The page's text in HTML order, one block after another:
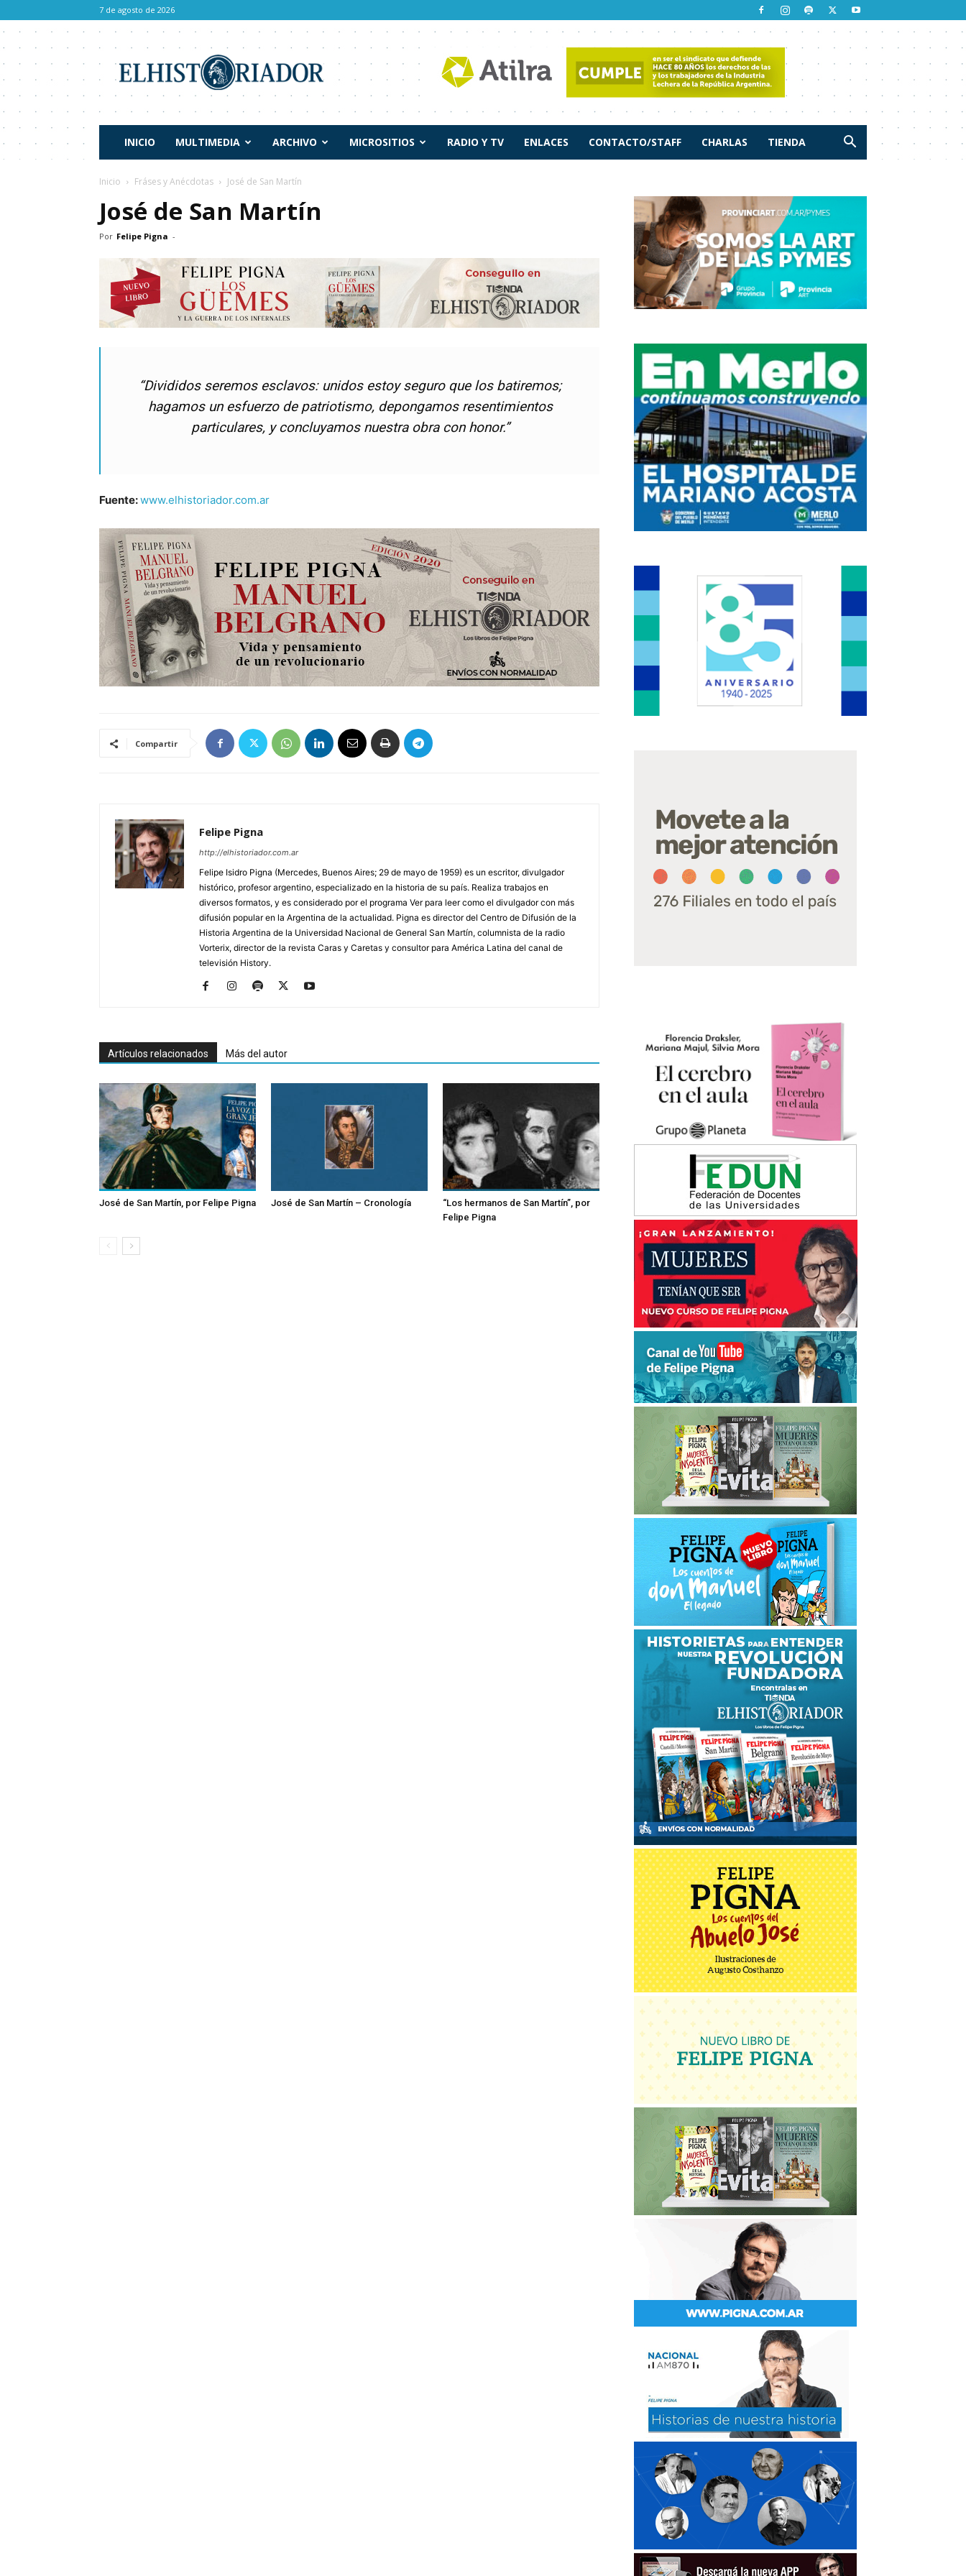
7 de agosto de 2026
Historiador
INICIO MULTIMEDIA ARCHIVO MICROSITIOS RADIO Y TV ENLACES CONTACTO/STAFF CHARLAS TIENDA
Inicio Fráses y Anécdotas José de San Martín
José de San Martín
Por Felipe Pigna -
“Divididos seremos esclavos: unidos estoy seguro que los batiremos;
hagamos un esfuerzo de patriotismo, depongamos resentimientos
particulares, y concluyamos nuestra obra con honor.”
Fuente:www.elhistoriador.com.ar
Compartir
Felipe Pigna
http://elhistoriador.com.ar
Felipe Isidro Pigna (Mercedes, Buenos Aires; 29 de mayo de 1959) es un escritor, divulgador
histórico, profesor argentino, especializado en la historia de su país. Realiza trabajos en
diversos formatos, y es considerado por el programa Ver para leer como el divulgador con más
difusión popular en la Argentina de la actualidad. Pigna es director del Centro de Difusión de la
Historia Argentina de la Universidad Nacional de General San Martín, columnista de la radio
Vorterix, director de la revista Caras y Caretas y consultor para América Latina del canal de
televisión History.
Artículos relacionados Más del autor
José de San Martín, por Felipe Pigna José de San Martín – Cronología
“Los hermanos de San Martín”, por
Felipe Pigna